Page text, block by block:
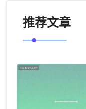
推荐文章